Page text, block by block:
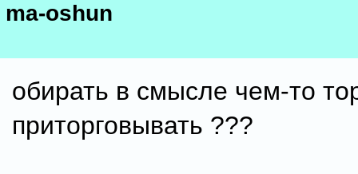
ma-oshun
обирать в смысле чем-то
приторговывать ???